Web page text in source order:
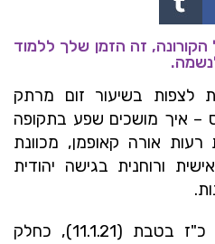
זה הזמן שלך ללמוד
לצפות בשיעור זום מרתק
– איך מושכים שפע בתקופה
אורה קאופמן, מכוונת
ורוחנית בגישה יהודית
השיעור התקיים ביום שני כ"ז בטבת (11.1.21), כחלק